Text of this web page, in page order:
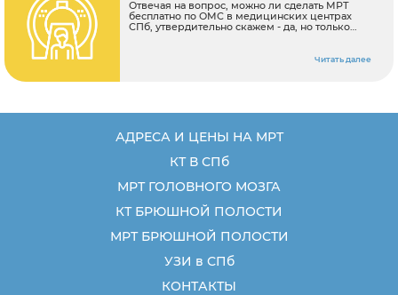
Отвечая на вопрос, можно ли сделать МРТ
бесплатно по ОМС в медицинских центрах
СПб, утвердительно скажем - да, но только
страхование - это возможность всем гражданам
компьютерной
Читать далее
АДРЕСА И ЦЕНЫ НА МРТ
КТ В СПб
МРТ ГОЛОВНОГО МОЗГА
КТ БРЮШНОЙ ПОЛОСТИ
МРТ БРЮШНОЙ ПОЛОСТИ
УЗИ в СПб
КОНТАКТЫ